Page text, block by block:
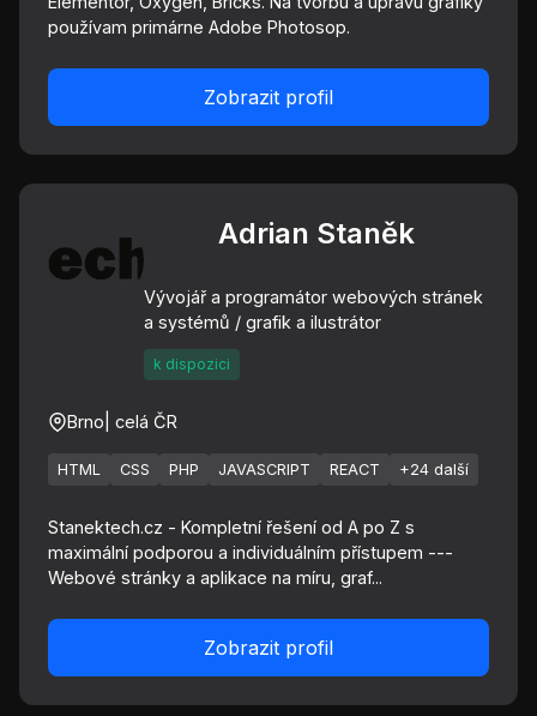
používam primárne Adobe Photosop.
Zobrazit profil
Adrian Staněk
Vývojář a programátor webových stránek
a systémů / grafik a ilustrátor
k dispozici
Brno | celá ČR
HTML CSS PHP JAVASCRIPT REACT +24 další
Stanektech.cz - Kompletní řešení od A po Z s
maximální podporou a individuálním přístupem ---
Webové stránky a aplikace na míru, graf...
Zobrazit profil